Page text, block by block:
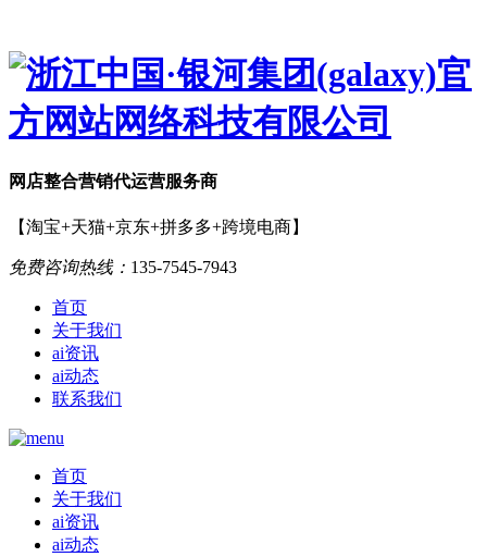
网店整合营销代运营服务商
【淘宝+天猫+京东+拼多多+跨境电商】
免费咨询热线： 135-7545-7943
首页
关于我们
ai资讯
ai动态
联系我们
首页
关于我们
ai资讯
ai动态